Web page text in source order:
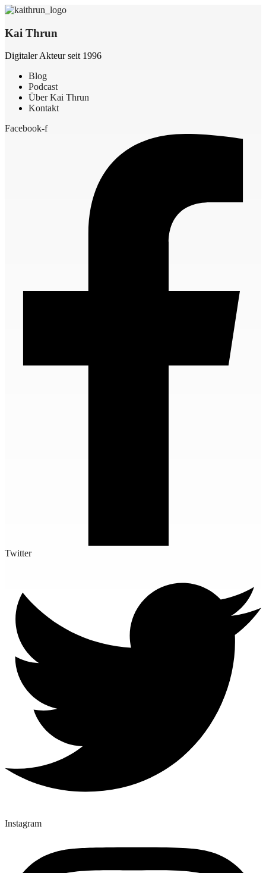
Kai Thrun
Digitaler Akteur seit 1996
Blog
Podcast
Über Kai Thrun
Kontakt
Facebook-f
Twitter
Instagram